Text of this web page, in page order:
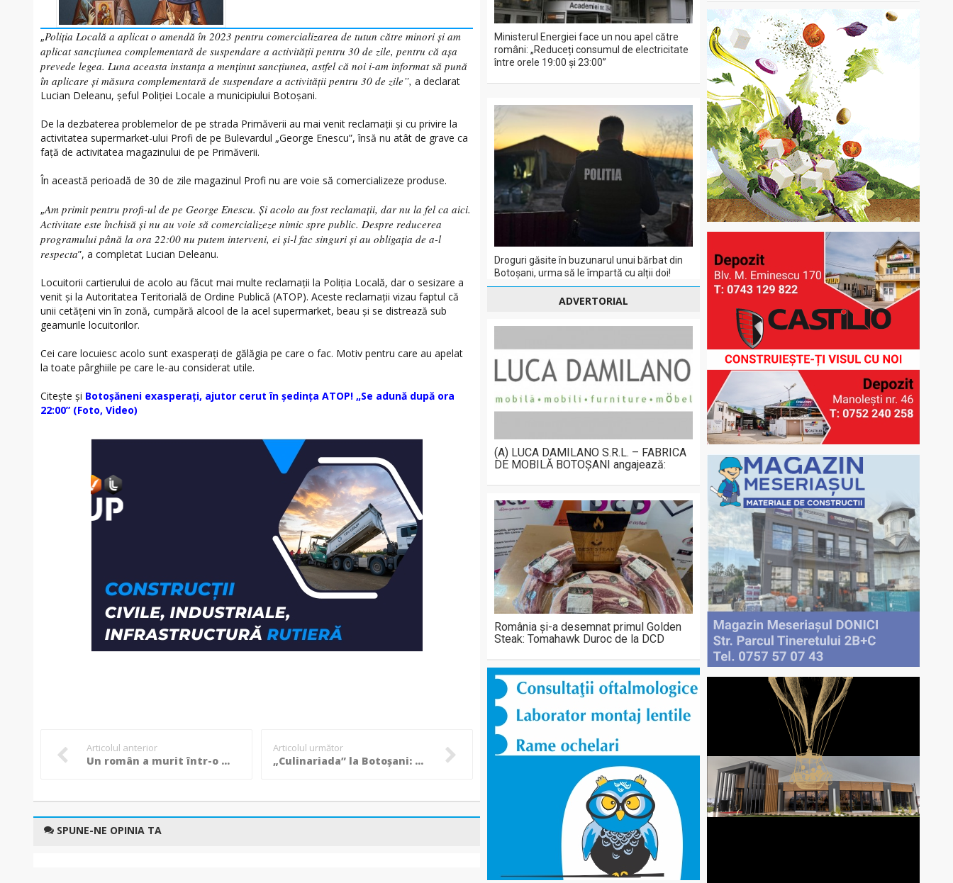
„Poliția Locală a aplicat o amendă în 2023 pentru comercializarea de tutun către minori și am
aplicat sancțiunea complementară de suspendare a activității pentru 30 de zile, pentru că așa
prevede legea. Luna aceasta instanța a menținut sancțiunea, astfel că noi i-am informat să pună
în aplicare și măsura complementară de suspendare a activității pentru 30 de zile”, a declarat
Lucian Deleanu, șeful Poliției Locale a municipiului Botoșani.
De la dezbaterea problemelor de pe strada Primăverii au mai venit reclamații și cu privire la
activitatea supermarket-ului Profi de pe Bulevardul „George Enescu”, însă nu atât de grave ca
față de activitatea magazinului de pe Primăverii.
În această perioadă de 30 de zile magazinul Profi nu are voie să comercializeze produse.
„Am primit pentru profi-ul de pe George Enescu. Și acolo au fost reclamații, dar nu la fel ca aici.
Activitate este închisă și nu au voie să comercializeze nimic spre public. Despre reducerea
programului până la ora 22:00 nu putem interveni, ei și-l fac singuri și au obligația de a-l
respecta”, a completat Lucian Deleanu.
Locuitorii cartierului de acolo au făcut mai multe reclamații la Poliția Locală, dar o sesizare a
venit și la Autoritatea Teritorială de Ordine Publică (ATOP). Aceste reclamații vizau faptul că
unii cetățeni vin în zonă, cumpără alcool de la acel supermarket, beau și se distrează sub
geamurile locuitorilor.
Cei care locuiesc acolo sunt exasperați de gălăgia pe care o fac. Motiv pentru care au apelat
la toate pârghiile pe care le-au considerat utile.
Citește și Botoșăneni exasperați, ajutor cerut în ședința ATOP! „Se adună după ora
22:00” (Foto, Video)
Articolul anterior
Un român a murit într-o mare gară din Italia. S-a prăbușit la pământ sub privirile îngrozite ale pasagerilor!
Articolul următor
„Culinariada” la Botoșani: 11 județe au concurat la etapa națională a Concursului de nutriție și alimentație sănătoasă! (Foto)
SPUNE-NE OPINIA TA
Ministerul Energiei face un nou apel către
români: „Reduceți consumul de electricitate
între orele 19:00 și 23:00”
Droguri găsite în buzunarul unui bărbat din
Botoșani, urma să le împartă cu alții doi!
ADVERTORIAL
(A) LUCA DAMILANO S.R.L. – FABRICA
DE MOBILĂ BOTOȘANI angajează:
România și-a desemnat primul Golden
Steak: Tomahawk Duroc de la DCD